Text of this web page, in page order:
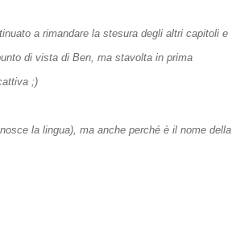
a rimandare la stesura degli altri capitoli e
di vista di Ben, ma stavolta in prima
;)
la lingua), ma anche perché è il nome della